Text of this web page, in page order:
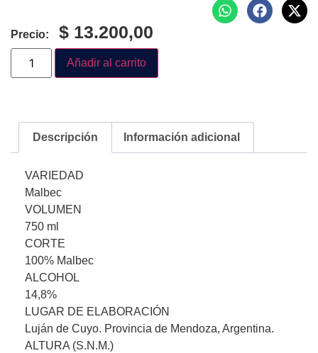
Precio: $ 13.200,00
Añadir al carrito
Descripción Información adicional
VARIEDAD
Malbec
VOLUMEN
750 ml
CORTE
100% Malbec
ALCOHOL
14,8%
LUGAR DE ELABORACIÓN
Luján de Cuyo. Provincia de Mendoza, Argentina.
ALTURA (S.N.M.)